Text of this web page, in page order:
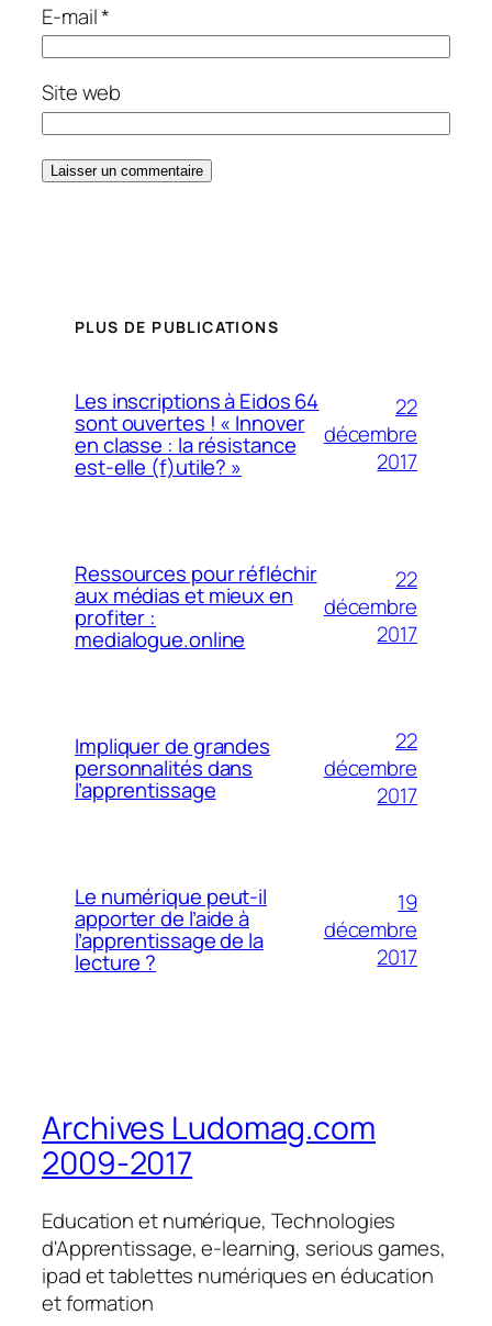
E-mail*
Site web
PLUS DE PUBLICATIONS
Les inscriptions à Eidos 64
sont ouvertes ! « Innover
en classe : la résistance
est-elle (f)utile? »
22
décembre
2017
Ressources pour réfléchir
aux médias et mieux en
profiter :
medialogue.online
22
décembre
2017
Impliquer de grandes
personnalités dans
l’apprentissage
22
décembre
2017
Le numérique peut-il
apporter de l’aide à
l’apprentissage de la
lecture ?
19
décembre
2017
Archives Ludomag.com
2009-2017
Education et numérique, Technologies
d'Apprentissage, e-learning, serious games,
ipad et tablettes numériques en éducation
et formation